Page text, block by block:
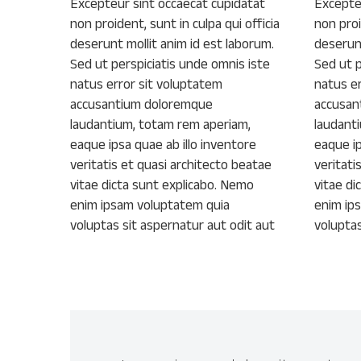
Excepteur sint occaecat cupidatat
non proident, sunt in culpa qui officia
deserunt mollit anim id est laborum.
Sed ut perspiciatis unde omnis iste
natus error sit voluptatem
accusantium doloremque
laudantium, totam rem aperiam,
eaque ipsa quae ab illo inventore
veritatis et quasi architecto beatae
vitae dicta sunt explicabo. Nemo
enim ipsam voluptatem quia
voluptas sit aspernatur aut odit aut
non
Sed ut
natus
eaque
vitae
enim